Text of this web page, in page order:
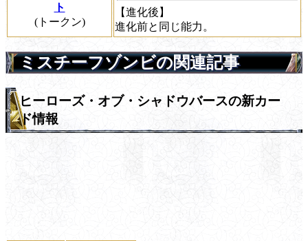
ト
(トークン)
【進化後】
進化前と同じ能力。
ミスチーフゾンビの関連記事
ヒーローズ・オブ・シャドウバースの新カー
ド情報